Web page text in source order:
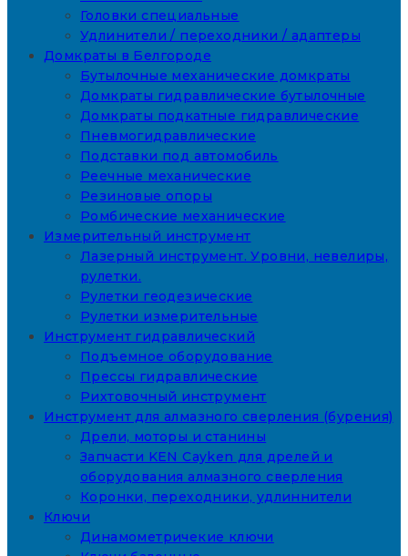
Головки специальные
Удлинители / переходники / адаптеры
Домкраты в Белгороде
Бутылочные механические домкраты
Домкраты гидравлические бутылочные
Домкраты подкатные гидравлические
Пневмогидравлические
Подставки под автомобиль
Реечные механические
Резиновые опоры
Ромбические механические
Измерительный инструмент
Лазерный инструмент. Уровни, невелиры,
рулетки.
Рулетки геодезические
Рулетки измерительные
Инструмент гидравлический
Подъемное оборудование
Прессы гидравлические
Рихтовочный инструмент
Инструмент для алмазного сверления (бурения)
Дрели, моторы и станины
Запчасти KEN Cayken для дрелей и
оборудования алмазного сверления
Коронки, переходники, удлиннители
Ключи
Динамометричекие ключи